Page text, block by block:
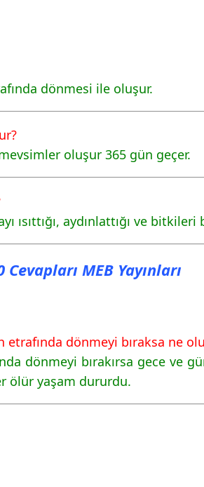
dönmesi ile oluşur.
oluşur 365 gün geçer.
ısıttığı, aydınlattığı ve
MEB Yayınları
dönmeyi bıraksa ne
dönmeyi bırakırsa gece ve
ölür yaşam dururdu.